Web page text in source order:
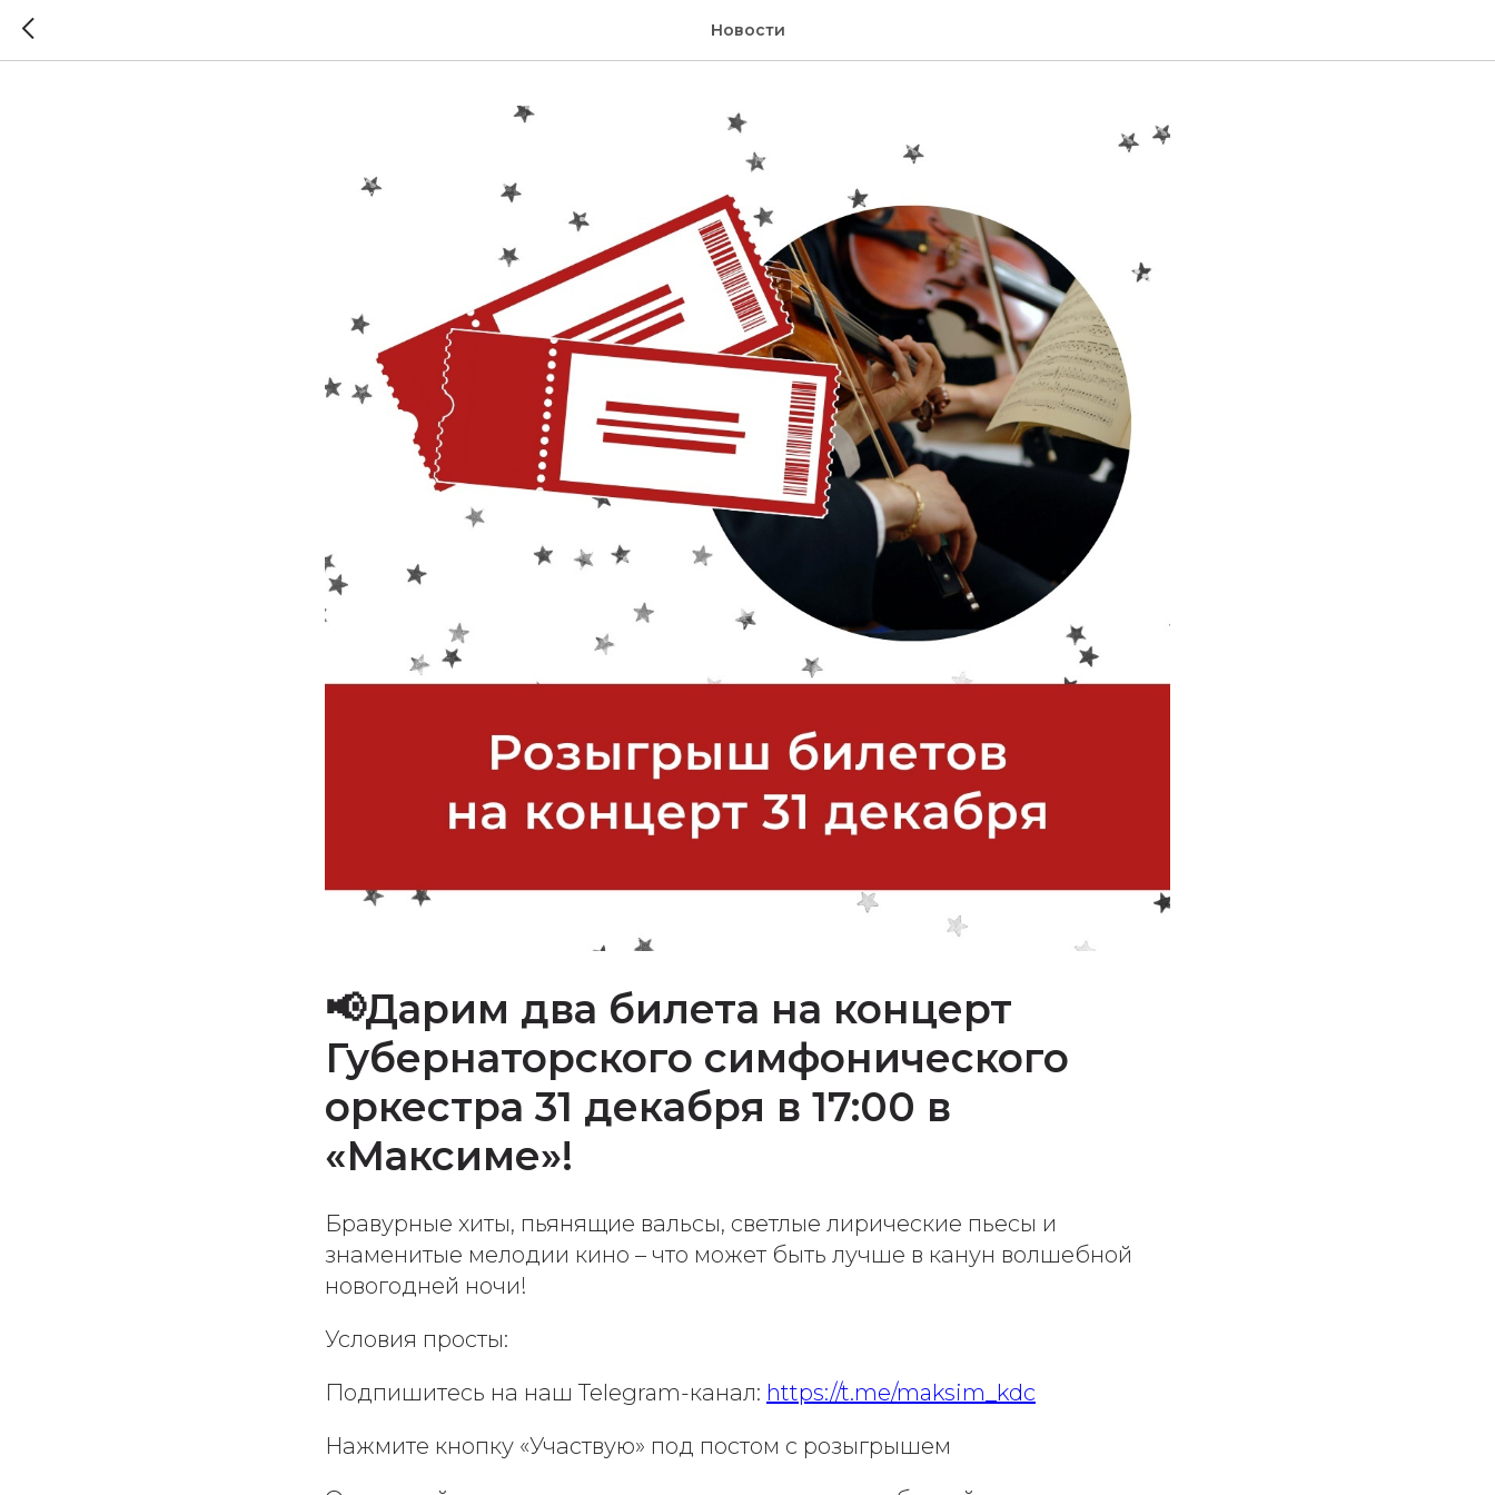
Новости
📢Дарим два билета на концерт
Губернаторского симфонического
оркестра 31 декабря в 17:00 в
«Максиме»!
Бравурные хиты, пьянящие вальсы, светлые лирические пьесы и
знаменитые мелодии кино – что может быть лучше в канун волшебной
новогодней ночи!
Условия просты:
Подпишитесь на наш Telegram-канал: https://t.me/maksim_kdc
Нажмите кнопку «Участвую» под постом с розыгрышем